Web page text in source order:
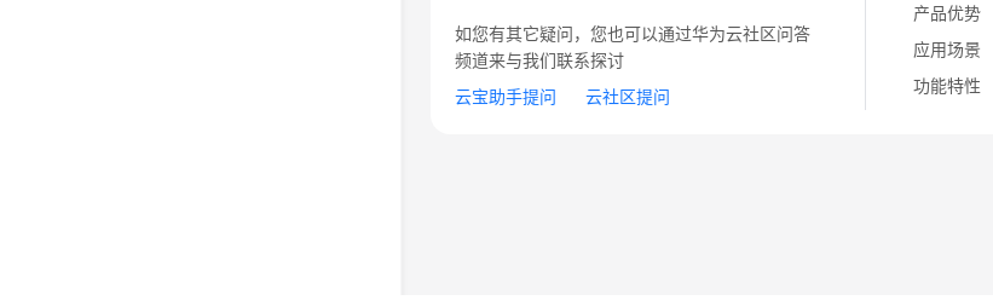
产品优势
应用场景
功能特性
如您有其它疑问，您也可以通过华为云社区问答
频道来与我们联系探讨
云宝助手提问
云社区提问